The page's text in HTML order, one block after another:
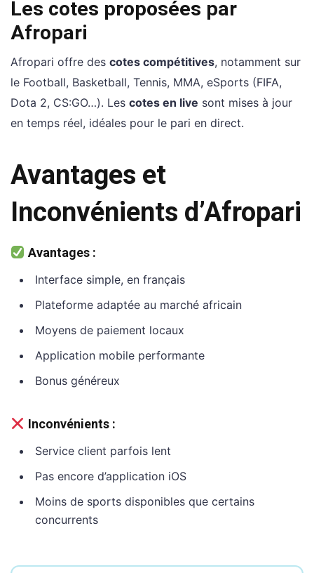
Les cotes proposées par
Afropari
Afropari offre des cotes compétitives, notamment sur
le Football, Basketball, Tennis, MMA, eSports (FIFA,
Dota 2, CS:GO…). Les cotes en live sont mises à jour
en temps réel, idéales pour le pari en direct.
Avantages et
Inconvénients d’Afropari
Avantages :
Interface simple, en français
Plateforme adaptée au marché africain
Moyens de paiement locaux
Application mobile performante
Bonus généreux
Inconvénients :
Service client parfois lent
Pas encore d’application iOS
Moins de sports disponibles que certains
concurrents